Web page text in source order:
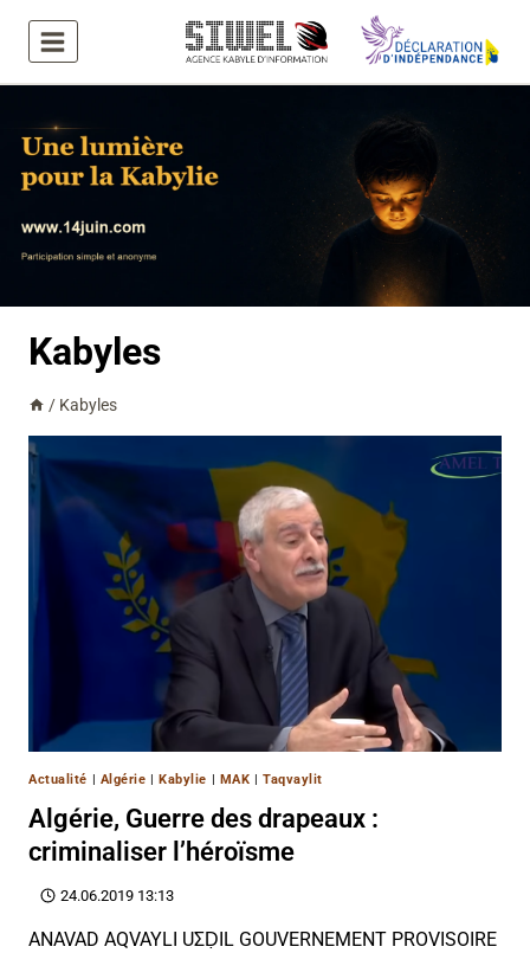
contenu
Kabyles
/ Kabyles
Actualité | Algérie |Kabylie | MAK | Taqvaylit
Algérie, Guerre des drapeaux :
criminaliser l’héroïsme
24.06.2019 13:13
ANAVAD AQVAYLI UΣḌIL GOUVERNEMENT PROVISOIRE